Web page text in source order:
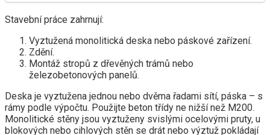
Stavební práce zahrnují:
Vyztužená monolitická deska nebo páskové zařízení.
Zdění.
Montáž stropů z dřevěných trámů nebo
železobetonových panelů.
Deska je vyztužena jednou nebo dvěma řadami sítí, páska – s
rámy podle výpočtu. Použijte beton třídy ne nižší než M200.
Monolitické stěny jsou vyztuženy svislými ocelovými pruty, u
blokových nebo cihlových stěn se drát nebo výztuž pokládají